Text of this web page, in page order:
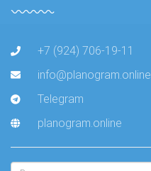
+7 (924) 706-19-11
info@planogram.online
Telegram
planogram.online